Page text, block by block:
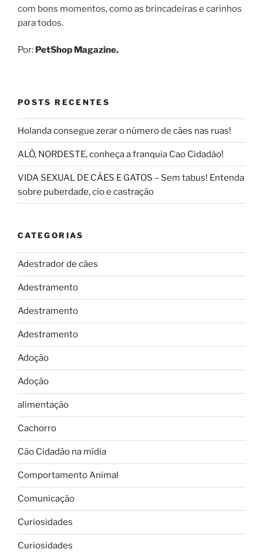
com bons momentos, como as brincadeiras e carinhos
para todos.
Por: PetShop Magazine.
POSTS RECENTES
Holanda consegue zerar o número de cães nas ruas!
ALÔ, NORDESTE, conheça a franquia Cao Cidadão!
VIDA SEXUAL DE CÃES E GATOS – Sem tabus! Entenda
sobre puberdade, cio e castração
CATEGORIAS
Adestrador de cães
Adestramento
Adestramento
Adestramento
Adoção
Adoção
alimentação
Cachorro
Cão Cidadão na mídia
Comportamento Animal
Comunicação
Curiosidades
Curiosidades